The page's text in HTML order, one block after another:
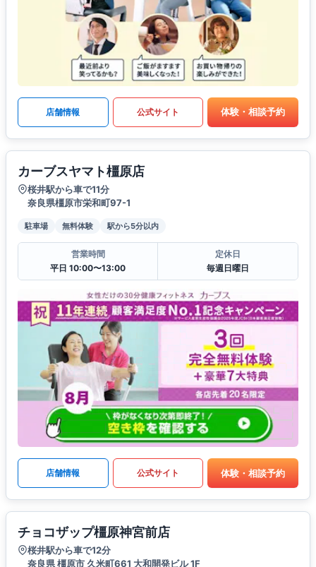
店舗情報 公式サイト 体験・相談予約
カーブスヤマト橿原店
桜井駅から車で11分
奈良県橿原市栄和町97-1
駐車場 無料体験 駅から5分以内
営業時間
平日 10:00〜13:00
定休日
毎週日曜日
店舗情報 公式サイト 体験・相談予約
チョコザップ橿原神宮前店
桜井駅から車で12分
奈良県 橿原市 久米町661 大和開発ビル 1F